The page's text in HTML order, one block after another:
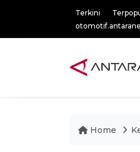
Terkini
Home